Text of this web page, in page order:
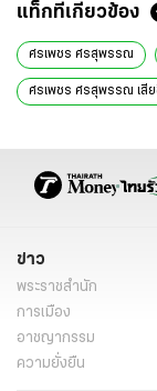
แท็กที่เกี่ยวข้อง
ศรเพชร ศรสุพรรณ
ศรเพชร ศรสุพรรณ เสี
ข่าว
พระราชสำนัก
การเมือง
อาชญากรรม
ความยั่งยืน